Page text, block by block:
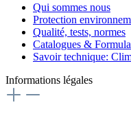
Qui sommes nous
Protection
Qualité, tests, normes
Catalogues &
Savoir technique:
Informations légales